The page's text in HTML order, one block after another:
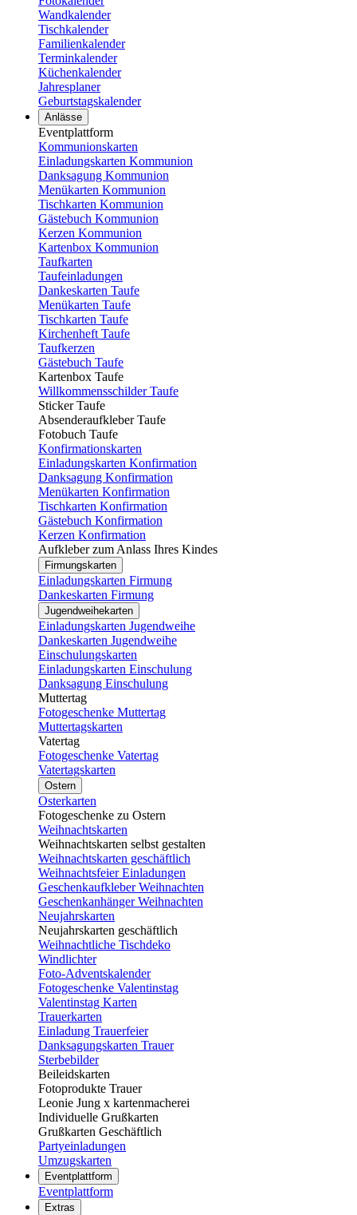
Wandkalender
Tischkalender
Familienkalender
Terminkalender
Küchenkalender
Jahresplaner
Geburtstagskalender
Anlässe
Eventplattform
Kommunionskarten
Einladungskarten Kommunion
Danksagung Kommunion
Menükarten Kommunion
Tischkarten Kommunion
Gästebuch Kommunion
Kerzen Kommunion
Kartenbox Kommunion
Taufkarten
Taufeinladungen
Dankeskarten Taufe
Menükarten Taufe
Tischkarten Taufe
Kirchenheft Taufe
Taufkerzen
Gästebuch Taufe
Kartenbox Taufe
Willkommensschilder Taufe
Sticker Taufe
Absenderaufkleber Taufe
Fotobuch Taufe
Konfirmationskarten
Einladungskarten Konfirmation
Danksagung Konfirmation
Menükarten Konfirmation
Tischkarten Konfirmation
Gästebuch Konfirmation
Kerzen Konfirmation
Aufkleber zum Anlass Ihres Kindes
Firmungskarten
Einladungskarten Firmung
Dankeskarten Firmung
Jugendweihekarten
Einladungskarten Jugendweihe
Dankeskarten Jugendweihe
Einschulungskarten
Einladungskarten Einschulung
Danksagung Einschulung
Muttertag
Fotogeschenke Muttertag
Muttertagskarten
Vatertag
Fotogeschenke Vatertag
Vatertagskarten
Ostern
Osterkarten
Fotogeschenke zu Ostern
Weihnachtskarten
Weihnachtskarten selbst gestalten
Weihnachtskarten geschäftlich
Weihnachtsfeier Einladungen
Geschenkaufkleber Weihnachten
Geschenkanhänger Weihnachten
Neujahrskarten
Neujahrskarten geschäftlich
Weihnachtliche Tischdeko
Windlichter
Foto-Adventskalender
Fotogeschenke Valentinstag
Valentinstag Karten
Trauerkarten
Einladung Trauerfeier
Danksagungskarten Trauer
Sterbebilder
Beileidskarten
Fotoprodukte Trauer
Leonie Jung x kartenmacherei
Individuelle Grußkarten
Grußkarten Geschäftlich
Partyeinladungen
Umzugskarten
Eventplattform
Eventplattform
Extras